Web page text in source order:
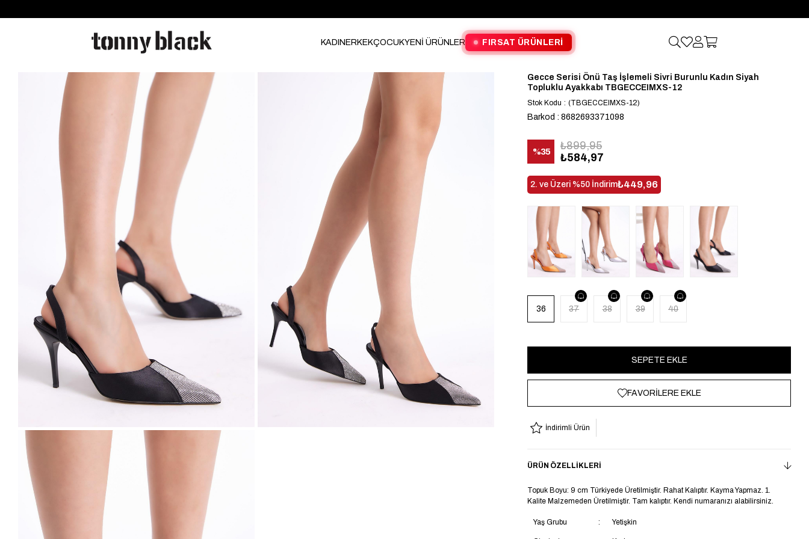
KADINERKEKÇOCUKYENİ ÜRÜNLER FIRSAT ÜRÜNLERİ
Gecce Serisi Önü Taş İşlemeli Sivri Burunlu Kadın Siyah
Topluklu Ayakkabı TBGECCEIMXS-12
Stok Kodu (TBGECCEIMXS-12)
Barkod : 8682693371098
%35
İndirim
₺899,95
₺584,97
2. ve Üzeri %50 İndirim₺449,96
36 37 38 39 40
FAVORILERE EKLE
İndirimli Ürün
ÜRÜN ÖZELLIKLERI
Topuk Boyu: 9 cm Türkiyede Üretilmiştir. Rahat Kalıptır. Kayma Yapmaz. 1.
Kalite Malzemeden Üretilmiştir. Tam kalıptır. Kendi numaranızı alabilirsiniz.
Yaş Grubu Yetişkin